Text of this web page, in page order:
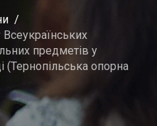
Всеукраїнських
предметів у
опорна